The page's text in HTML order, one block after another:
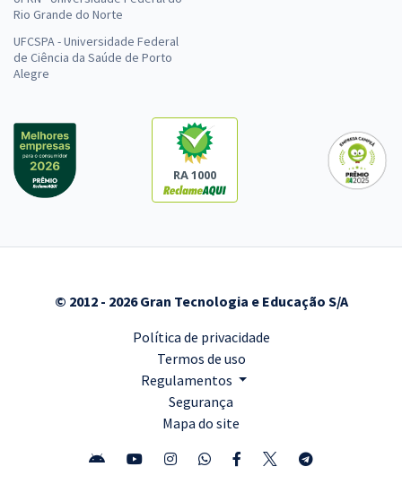
Rio Grande do Norte
UFCSPA - Universidade Federal
de Ciência da Saúde de Porto
Alegre
RA 1000
© 2012 - 2026 Gran Tecnologia e Educação S/A
Política de privacidade
Termos de uso
Regulamentos
Segurança
Mapa do site